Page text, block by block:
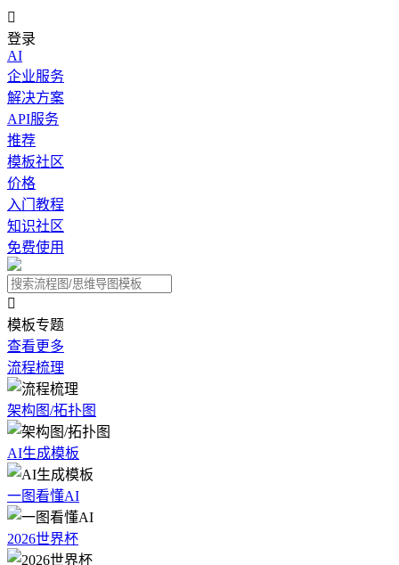

登录
AI
企业服务
解决方案
API服务
推荐
模板社区
价格
入门教程
知识社区
免费使用

模板专题
查看更多
流程梳理
架构图/拓扑图
AI生成模板
一图看懂AI
2026世界杯